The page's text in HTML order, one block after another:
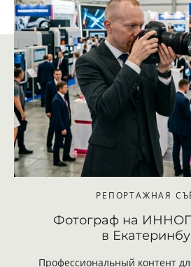
РЕПОРТАЖНАЯ
Фотограф на
в
Профессиональный контент